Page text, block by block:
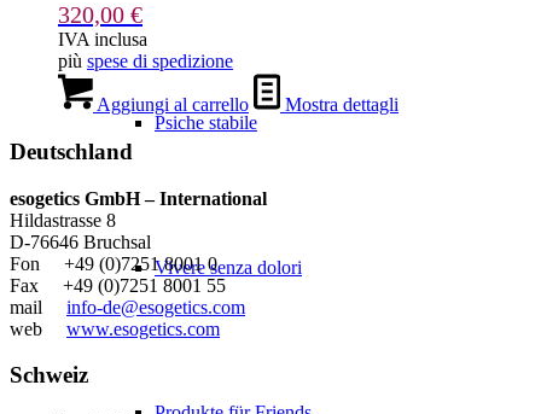
Psiche stabile
Vivere senza dolori
320,00 €
IVA inclusa
più spese di spedizione
Aggiungi al carrello Mostra dettagli
Deutschland
esogetics GmbH – International
Hildastrasse 8
D-76646 Bruchsal
Fon +49 (0)7251 8001 0
Fax +49 (0)7251 8001 55
mail info-de@esogetics.com
web www.esogetics.com
Schweiz